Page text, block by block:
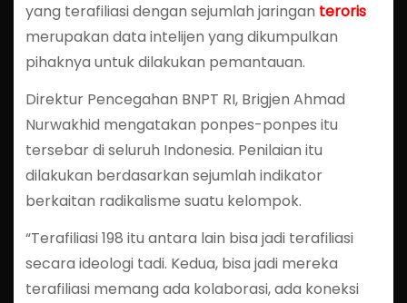
yang terafiliasi dengan sejumlah jaringan teroris
merupakan data intelijen yang dikumpulkan
pihaknya untuk dilakukan pemantauan.
Direktur Pencegahan BNPT RI, Brigjen Ahmad
Nurwakhid mengatakan ponpes-ponpes itu
tersebar di seluruh Indonesia. Penilaian itu
dilakukan berdasarkan sejumlah indikator
berkaitan radikalisme suatu kelompok.
“Terafiliasi 198 itu antara lain bisa jadi terafiliasi
secara ideologi tadi. Kedua, bisa jadi mereka
terafiliasi memang ada kolaborasi, ada koneksi